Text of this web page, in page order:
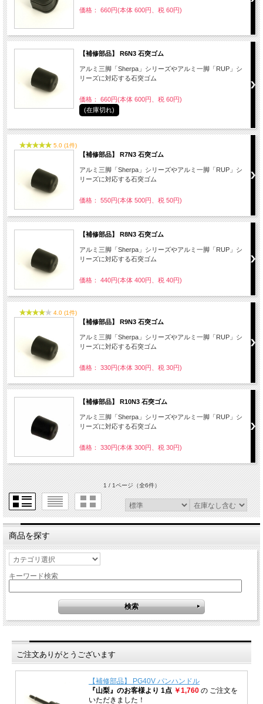
価格： 660円(本体 600円、税 60円)
【補修部品】 R6N3 石突ゴム
アルミ三脚「Sherpa」シリーズやアルミ一脚「RUP」シ
リーズに対応する石突ゴム
価格： 660円(本体 600円、税 60円)
(在庫切れ)
5.0 (1件)
【補修部品】 R7N3 石突ゴム
アルミ三脚「Sherpa」シリーズやアルミ一脚「RUP」シ
リーズに対応する石突ゴム
価格： 550円(本体 500円、税 50円)
【補修部品】 R8N3 石突ゴム
アルミ三脚「Sherpa」シリーズやアルミ一脚「RUP」シ
リーズに対応する石突ゴム
価格： 440円(本体 400円、税 40円)
4.0 (1件)
【補修部品】 R9N3 石突ゴム
アルミ三脚「Sherpa」シリーズやアルミ一脚「RUP」シ
リーズに対応する石突ゴム
価格： 330円(本体 300円、税 30円)
【補修部品】 R10N3 石突ゴム
アルミ三脚「Sherpa」シリーズやアルミ一脚「RUP」シ
リーズに対応する石突ゴム
価格： 330円(本体 300円、税 30円)
1 / 1ページ（全6件）
商品を探す
キーワード検索
ご注文ありがとうございます